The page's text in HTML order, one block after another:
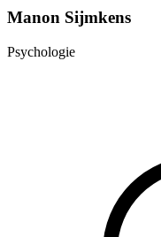
Manon Sijmkens
Psychologie